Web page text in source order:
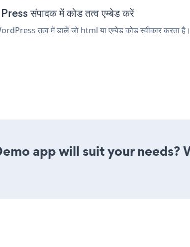
संपादक में कोड तत्व एम्बेड करें
तत्व में डालें जो html या एम्बेड कोड स्वीकार करता
app will suit your needs?